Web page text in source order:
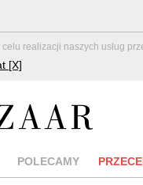
realizacji naszych usług
[X]
POLECAMY